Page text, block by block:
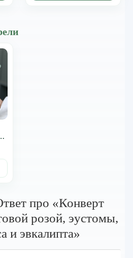
про «Конверт
розой, эустомы,
и эвкалипта»